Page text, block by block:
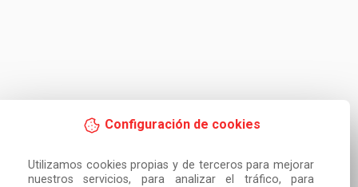
Configuración de cookies
Utilizamos cookies propias y de terceros para mejorar
nuestros servicios, para analizar el tráfico, para